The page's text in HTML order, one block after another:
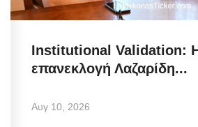
Institutional Validation:
επανεκλογή Λαζαρίδη...
Αυγ 10, 2026